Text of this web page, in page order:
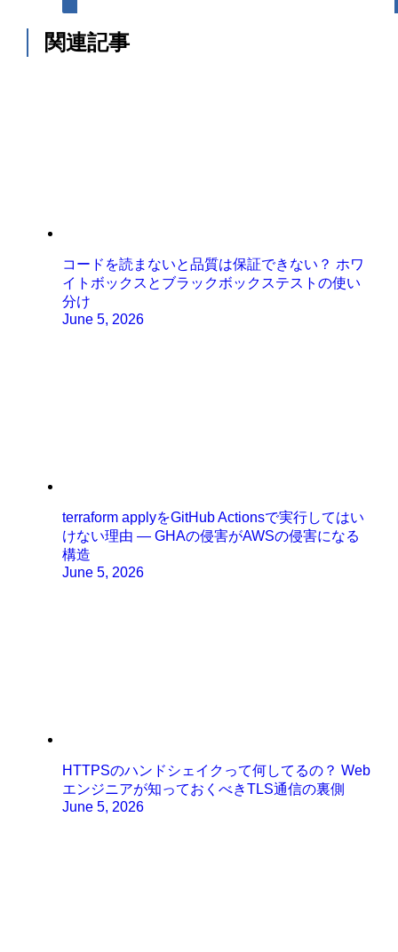
関連記事
コードを読まないと品質は保証できない？ ホワ
イトボックスとブラックボックステストの使い
分け
June 5, 2026
terraform applyをGitHub Actionsで実行してはい
けない理由 ― GHAの侵害がAWSの侵害になる
構造
June 5, 2026
HTTPSのハンドシェイクって何してるの？ Web
エンジニアが知っておくべきTLS通信の裏側
June 5, 2026